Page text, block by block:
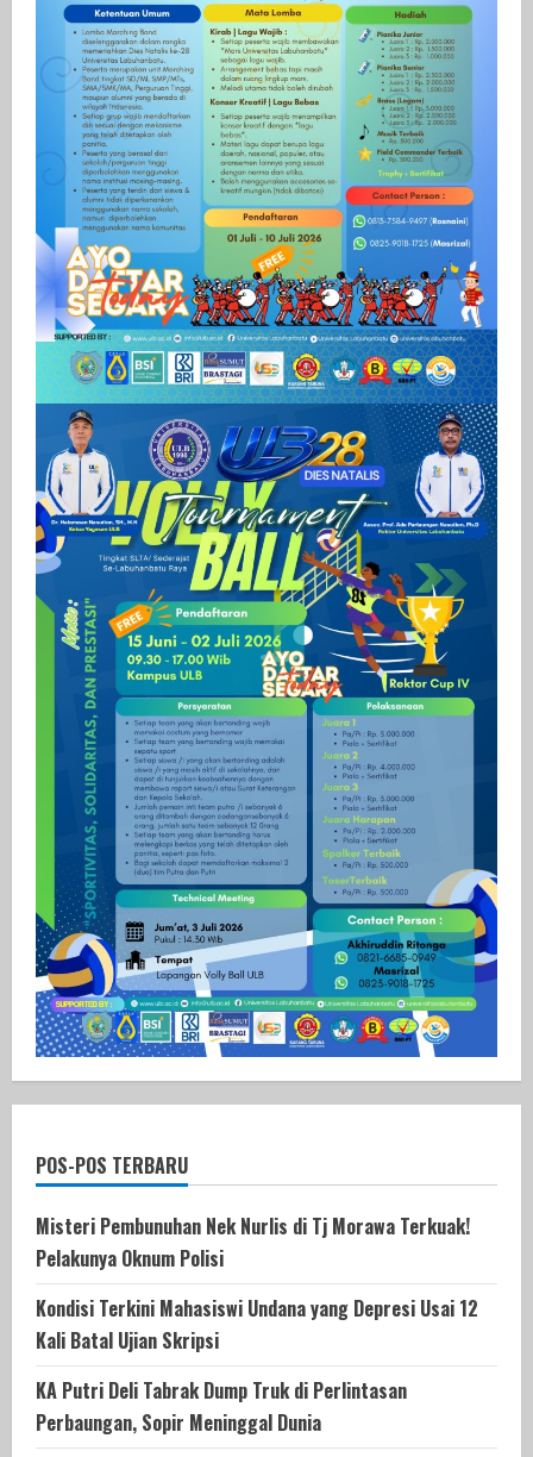
POS-POS TERBARU
Misteri Pembunuhan Nek Nurlis di Tj Morawa Terkuak!
Pelakunya Oknum Polisi
Kondisi Terkini Mahasiswi Undana yang Depresi Usai 12
Kali Batal Ujian Skripsi
KA Putri Deli Tabrak Dump Truk di Perlintasan
Perbaungan, Sopir Meninggal Dunia